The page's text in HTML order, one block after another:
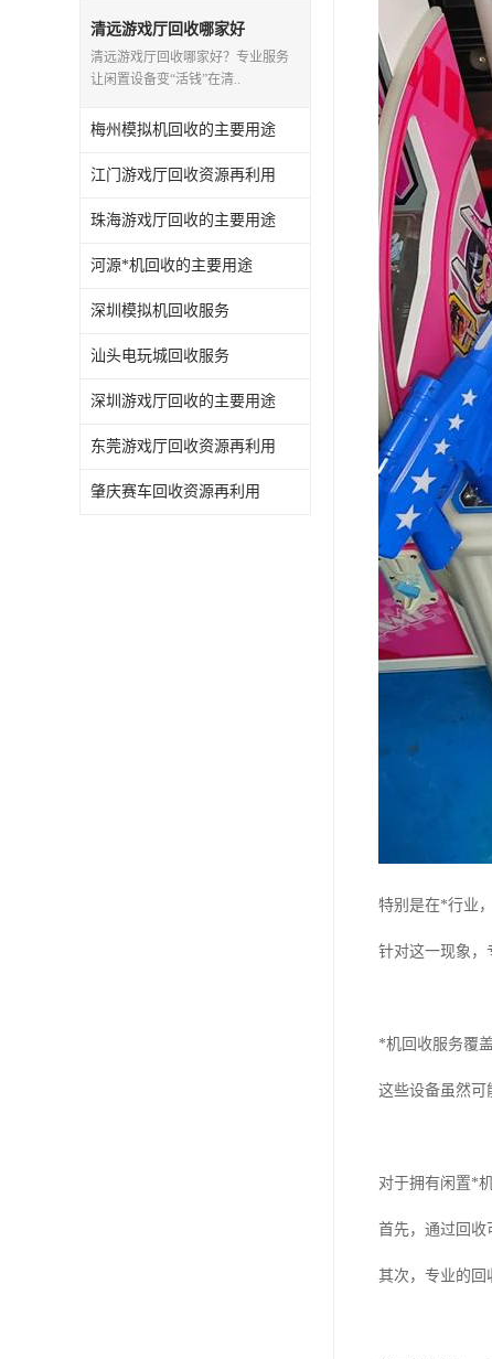
清远游戏厅回收哪家好
清远游戏厅回收哪家好？专业服务
让闲置设备变“活钱”在清..
梅州模拟机回收的主要用途
江门游戏厅回收资源再利用
珠海游戏厅回收的主要用途
河源*机回收的主要用途
深圳模拟机回收服务
汕头电玩城回收服务
深圳游戏厅回收的主要用途
东莞游戏厅回收资源再利用
肇庆赛车回收资源再利用
特别是在*行业
针对这一现象，
*机回收服务覆
这些设备虽然可
对于拥有闲置*
首先，通过回收
其次，专业的回